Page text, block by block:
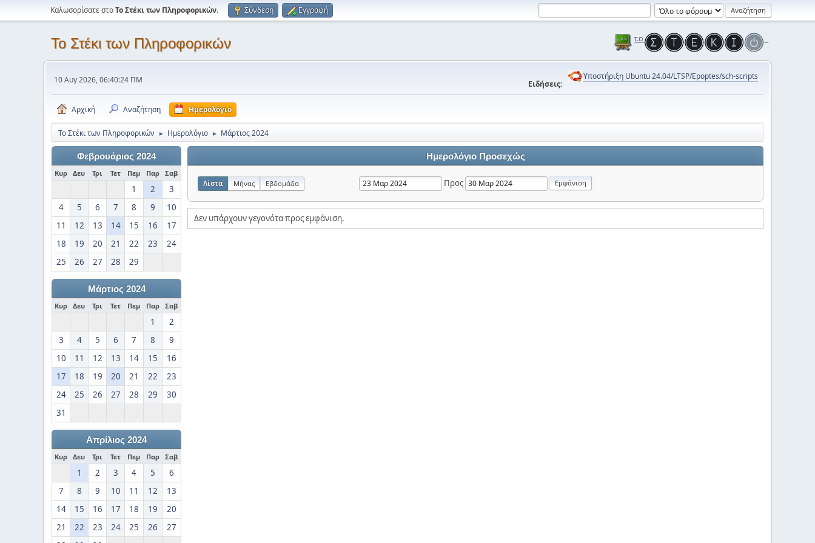
Καλωσορίσατε στοΤο Στέκι των Πληροφορικών. Σύνδεση Εγγραφή
Το Στέκι των Πληροφορικών
10 Αυγ 2026, 06:40:24 ΠΜ Ειδήσεις:
Υποστήριξη Ubuntu 24.04/LTSP/Epoptes/sch-scripts
Αρχική Αναζήτηση Ημερολόγιο
Το Στέκι των Πληροφορικών ► Ημερολόγιο ► Μάρτιος 2024
Φεβρουάριος 2024
Κυρ Δευ Τρι Τετ Πεμ Παρ Σαβ
1 2
3
4
5 6 7 8 9
10
11
12 13 14 15 16
17
18
19 20 21 22 23
24
25
26 27 28 29
Μάρτιος 2024
Κυρ Δευ Τρι Τετ Πεμ Παρ Σαβ
1
2
3
4 5 6 7 8
9
10
11 12 13 14 15
16
17
18 19 20 21 22
23
24
25 26 27 28 29
30
31
Απρίλιος 2024
Κυρ Δευ Τρι Τετ Πεμ Παρ Σαβ
1 2 3 4 5
6
7
8 9 10 11 12
13
14
15 16 17 18 19
20
21
22 23 24 25 26
27
Ημερολόγιο Προσεχώς
Λίστα Μήνας Εβδομάδα Προς
Δεν υπάρχουν γεγονότα προς εμφάνιση.